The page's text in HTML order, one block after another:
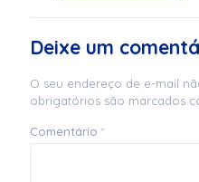
Deixe um
O seu endereço de e-mail
obrigatórios são marcados
Comentário *